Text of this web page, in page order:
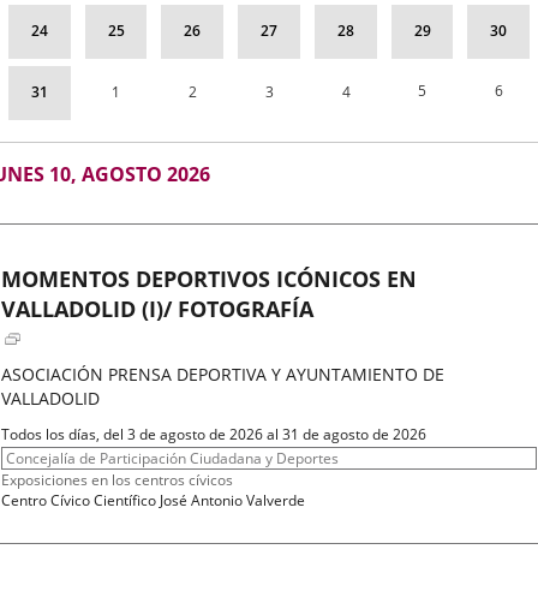
24 25 26 27 28 29 30
31 1 2 3 4 5 6
10, AGOSTO 2026
MOMENTOS DEPORTIVOS ICÓNICOS EN
VALLADOLID (I)/ FOTOGRAFÍA
ASOCIACIÓN PRENSA DEPORTIVA Y AYUNTAMIENTO DE
VALLADOLID
Fechas
del
evento
Todos los días, del 3 de agosto de 2026 al 31 de agosto de 2026
Organizador
de
actividad
Concejalía de Participación Ciudadana y Deportes
Programa
Exposiciones en los centros cívicos
Espacio
Centro Cívico Científico José Antonio Valverde